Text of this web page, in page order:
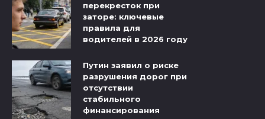
перекресток при
заторе: ключевые
правила для
водителей в 2026 году
Путин заявил о риске
разрушения дорог при
отсутствии
стабильного
финансирования